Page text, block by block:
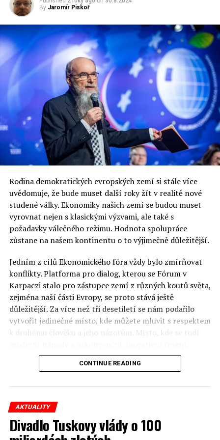
RELATED TOPICS:
UP NEXT
Polská televize zveřejnila kompro na opozičního politika:
K volbám jdou lidé, které to h*vno zajímá, říká nahrávce
DON'T MISS
MARTIN WEISS: Komu vadí Nabarvené ptáče
Jaromír Piskoř
redaktor a editor polskodnes.cz
By Jaromír Piskoř
Rodina demokratických evropských zemí si stále více
uvědomuje, že bude muset další roky žít v realitě nové
studené války. Ekonomiky našich zemí se budou muset
vyrovnat nejen s klasickými výzvami, ale také s
požadavky válečného režimu. Hodnota spolupráce
zůstane na našem kontinentu o to výjimečně důležitější.
Jedním z cílů Ekonomického fóra vždy bylo zmírňovat
konflikty. Platforma pro dialog, kterou se Fórum v
Karpaczi stalo pro zástupce zemí z různých koutů světa,
zejména naší části Evropy, se proto stává ještě
důležitější. Za více než tři desetiletí se nám podařilo
vytvořit jedinečné místo, kde můžete mluvit s respektem
k druhému člověku a jeho názorům. Místo, kde se rodí
Polsko musí mít instituce, jejichž horizont činnosti je
politický tým. Pouze to vám dává šanci skutečně řešit
problémy. Hosty Fóra jsou prezidenti, předsedové vlád,
ministři, politici a představitelé samosprávy, prezidenti
korporací, lidé z kultury, renomovaní vědci, novináři a
zástupci nevládních organizací.
CONTINUE READING
AKTUALITY
Divadlo Tuskovy vlády o 100